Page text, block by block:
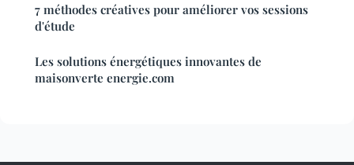
7 méthodes créatives pour améliorer vos sessions
d'étude
Les solutions énergétiques innovantes de
maisonverte energie.com